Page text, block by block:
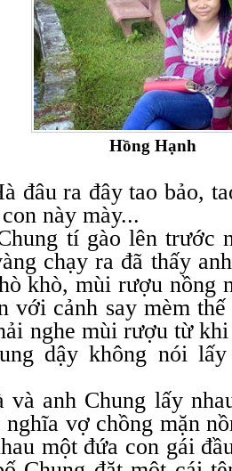
Hồng Hạnh
đâu ra đây tao bảo,
này mày...
tí gào lên trước
chạy ra đã thấy
khò, mùi rượu nồng
với cảnh say mèm
nghe mùi rượutừ khi
dậy không nói
và anh Chung lấy
nghĩa vợ chồng mặn
một đứa con gái